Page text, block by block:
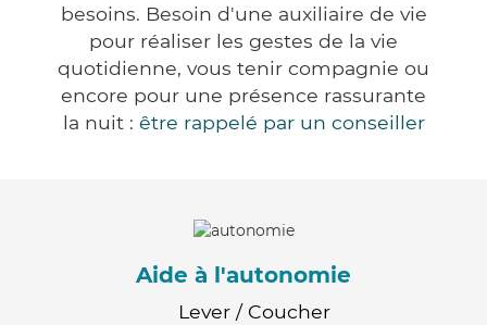
besoins. Besoin d'une auxiliaire de vie
pour réaliser les gestes de la vie
quotidienne, vous tenir compagnie ou
encore pour une présence rassurante
la nuit : être rappelé par un conseiller
Aide à l'autonomie
Lever / Coucher